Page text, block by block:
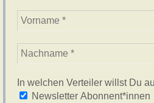
In welchen Verteiler willst Du
Newsletter Abonnent*innen